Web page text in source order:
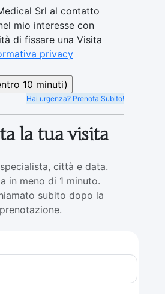
Srl al contatto
mio interesse con
di fissare una Visita
privacy
Hai urgenza? Prenota Subito!
la tua visita
città e data.
in meno di 1 minuto.
subito dopo la
prenotazione.